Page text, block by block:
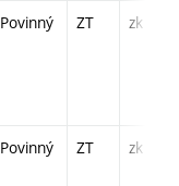
Povinný ZT zk
Povinný ZT zk